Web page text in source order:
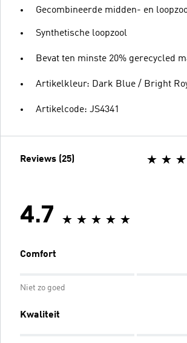
Gecombineerde midden- en
Synthetische loopzool
Bevat ten minste 20% gerecycled
Artikelkleur: Dark Blue / Bright
Artikelcode: JS4341
Reviews (25)
4.7
Comfort
Niet zo goed
Kwaliteit